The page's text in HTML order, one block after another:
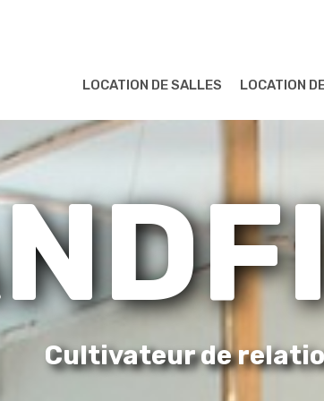
LOCATION DE SALLES LOCATION
Cultivateur de